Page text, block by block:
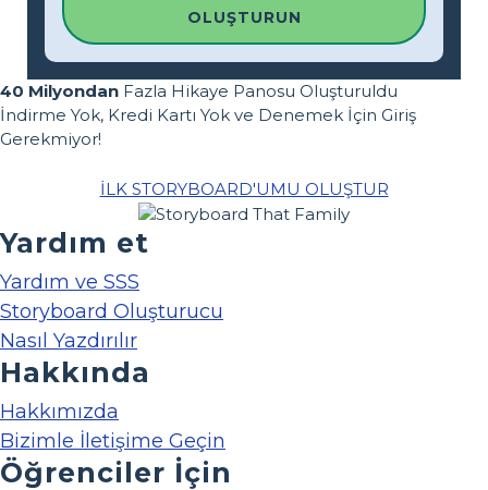
OLUŞTURUN
40 Milyondan Fazla Hikaye Panosu Oluşturuldu
İndirme Yok, Kredi Kartı Yok ve Denemek İçin Giriş
Gerekmiyor!
İLK STORYBOARD'UMU OLUŞTUR
Yardım et
Yardım ve SSS
Storyboard Oluşturucu
Nasıl Yazdırılır
Hakkında
Hakkımızda
Bizimle İletişime Geçin
Öğrenciler İçin